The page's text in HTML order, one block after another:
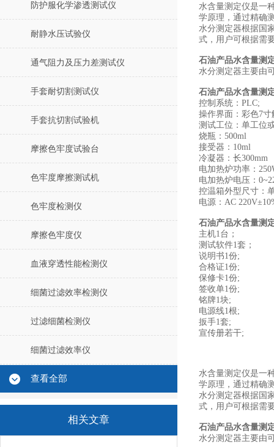
防护服化学渗透测试仪
耐静水压试验仪
通气阻力及压力差测试仪
手套耐切割测试仪
手套抗切割试验机
摩擦色牢度试验台
色牢度摩擦测试机
色牢度检测仪
摩擦色牢度仪
血液穿透性能检测仪
细菌过滤效率检测仪
过滤细菌检测仪
细菌过滤效率仪
查看全部
相关文章
水含量测定仪是一
学原理，通过精确
水分测定器根据国
式，用户可根据需
石油产品水含量测
水分测定器主要由
石油产品水含量测
控制系统：PLC;
操作界面：彩色7
测试工位：单工位
烧瓶：500ml
接受器：10ml
冷凝器：长300mm
电加热炉功率：
电加热炉电压：
控温箱外型尺寸：
电源：AC
石油产品水含量测
主机1台；
测试软件1套；
说明书1份;
合格证1份;
保修卡1份;
签收单1份;
铭牌1块;
电源线1根;
扳手1套;
宣传册若干;
水含量测定仪是一
学原理，通过精确
水分测定器根据国
式，用户可根据需
石油产品水含量测
水分测定器主要由